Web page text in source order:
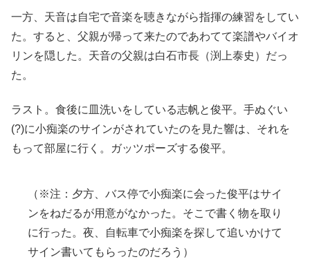
一方、天音は自宅で音楽を聴きながら指揮の練習をしてい
た。すると、父親が帰って来たのであわてて楽譜やバイオ
リンを隠した。 天音の父親は白石市長（渕上泰史）だっ
た。
ラスト。食後に皿洗いをしている志帆と俊平。手ぬぐい
(?)に小痴楽のサインがされていたのを見た響は、それを
もって部屋に行く。ガッツポーズする俊平。
（※注：夕方、バス停で小痴楽に会った俊平はサイ
ンをねだるが用意がなかった。そこで書く物を取り
に行った。夜、自転車で小痴楽を探して追いかけて
サイン書いてもらったのだろう）